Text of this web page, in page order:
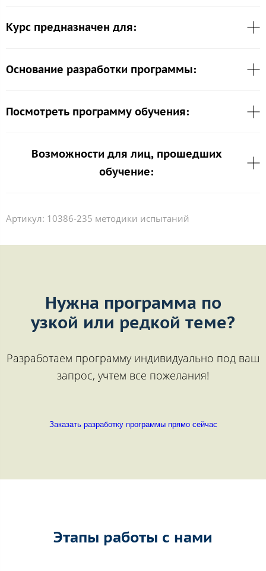
Курс предназначен для:
Основание разработки программы:
Посмотреть программу обучения:
Возможности для лиц, прошедших
обучение:
Артикул: 10386-235 методики испытаний
Нужна программа по
узкой или редкой теме?
Разработаем программу индивидуально под ваш
запрос, учтем все пожелания!
Заказать разработку программы прямо сейчас
Этапы работы с нами